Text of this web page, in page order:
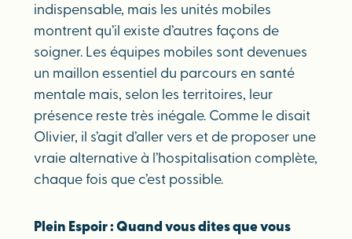
indispensable, mais les unités mobiles
montrent qu’il existe d’autres façons de
soigner. Les équipes mobiles sont devenues
un maillon essentiel du parcours en santé
mentale mais, selon les territoires, leur
présence reste très inégale. Comme le disait
Olivier, il s’agit d’aller vers et de proposer une
vraie alternative à l’hospitalisation complète,
chaque fois que c’est possible.
Plein Espoir : Quand vous dites que vous